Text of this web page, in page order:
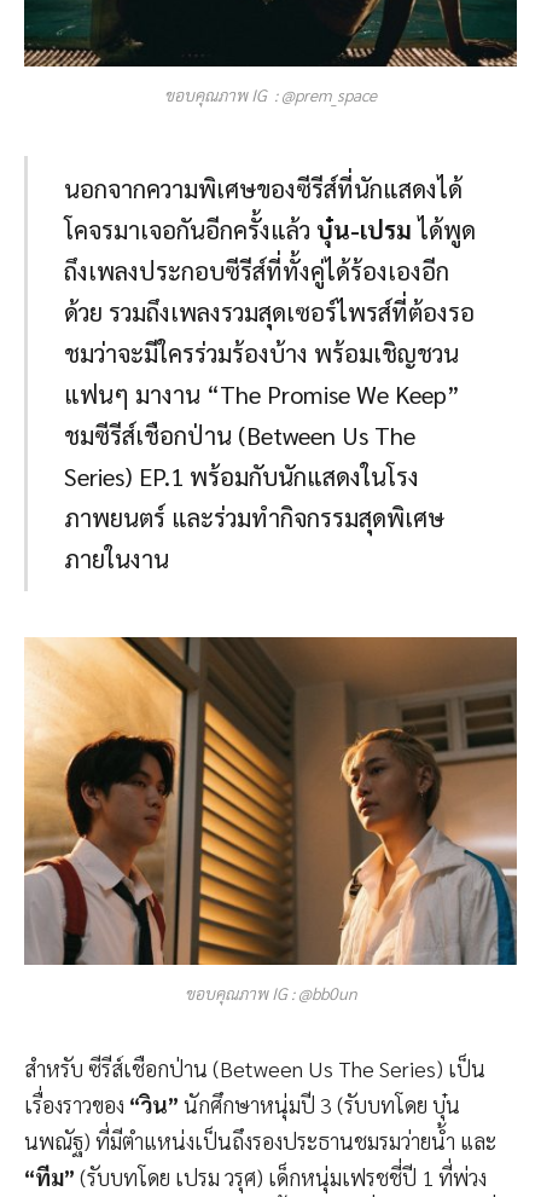
ขอบคุณภาพ IG : @prem_space
นอกจากความพิเศษของซีรีส์ที่นักแสดงได้
โคจรมาเจอกันอีกครั้งแล้ว บุ๋น-เปรมได้พูด
ถึงเพลงประกอบซีรีส์ที่ทั้งคู่ได้ร้องเองอีก
ด้วย รวมถึงเพลงรวมสุดเซอร์ไพรส์ที่ต้องรอ
ชมว่าจะมีใครร่วมร้องบ้าง พร้อมเชิญชวน
แฟนๆ มางาน “The Promise We Keep”
ชมซีรีส์เชือกป่าน (Between Us The
Series) EP.1 พร้อมกับนักแสดงในโรง
ภาพยนตร์ และร่วมทำกิจกรรมสุดพิเศษ
ภายในงาน
ขอบคุณภาพ IG : @bb0un
สำหรับ ซีรีส์เชือกป่าน (Between Us The Series) เป็น
เรื่องราวของ “วิน” นักศึกษาหนุ่มปี 3 (รับบทโดย บุ๋น
นพณัฐ) ที่มีตำแหน่งเป็นถึงรองประธานชมรมว่ายน้ำ และ
“ทีม” (รับบทโดย เปรม วรุศ) เด็กหนุ่มเฟรชชี่ปี 1 ที่พ่วง